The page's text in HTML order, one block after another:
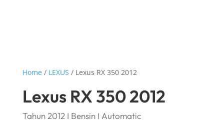
Home/ LEXUS / Lexus RX 350 2012
Lexus RX 350 2012
Tahun 2012 I Bensin I Automatic